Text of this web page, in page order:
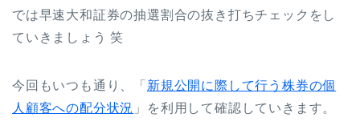
では早速大和証券の抽選割合の抜き打ちチェックをし
ていきましょう 笑
今回もいつも通り、「 新規公開に際して行う株券の個
人顧客への配分状況 」を利用して確認していきます。